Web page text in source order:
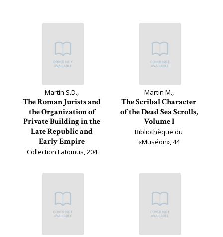
Martin S.D.,
The Roman Jurists and
the Organization of
Private Building in the
Late Republic and
Early Empire
Collection Latomus, 204
Martin M.,
The Scribal Character
of the Dead Sea Scrolls,
Volume I
Bibliothèque du
«Muséon», 44